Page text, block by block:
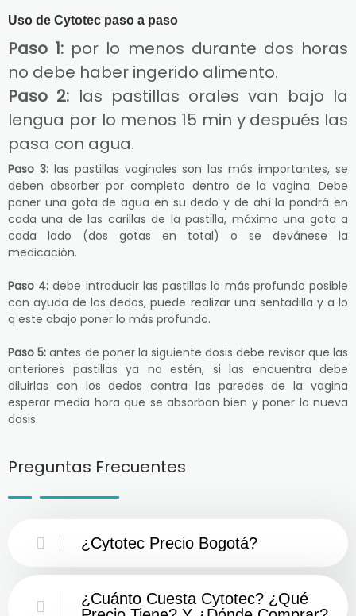
Uso de Cytotec paso a paso
Paso 1: por lo menos durante dos horas
no debe haber ingerido alimento.
Paso 2: las pastillas orales van bajo la
lengua por lo menos 15 min y después las
pasa con agua.
Paso 3:las pastillas vaginales son las más importantes, se
deben absorber por completo dentro de la vagina. Debe
poner una gota de agua en su dedo y de ahí la pondrá en
cada una de las carillas de la pastilla, máximo una gota a
cada lado (dos gotas en total) o se devánese la
medicación.
Paso 4: debe introducir las pastillas lo más profundo posible
con ayuda de los dedos, puede realizar una sentadilla y a lo
q este abajo poner lo más profundo.
Paso 5: antes de poner la siguiente dosis debe revisar que las
anteriores pastillas ya no estén, si las encuentra debe
diluirlas con los dedos contra las paredes de la vagina
esperar media hora que se absorban bien y poner la nueva
dosis.
Preguntas Frecuentes
¿Cytotec Precio Bogotá?
¿Cuánto Cuesta Cytotec? ¿Qué